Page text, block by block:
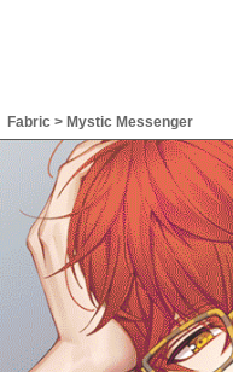
Fabric > Mystic Messenger